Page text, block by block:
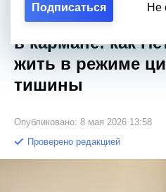
Подписаться Не
Распечатанный
в кармане: как
жить в режиме
тишины
Опубликовано: 8 мая 2026 13:58
Проверено редакцией